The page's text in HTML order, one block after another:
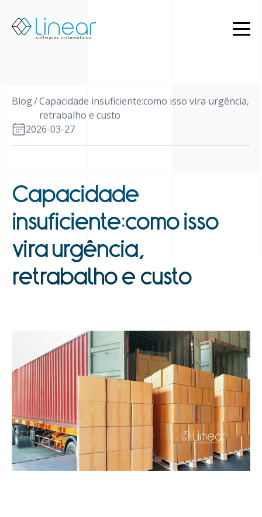
EN
Blog/Capacidade insuficiente:como isso vira urgência,
retrabalho e custo
2026-03-27
Capacidade
insuficiente:como isso
vira urgência,
retrabalho e custo